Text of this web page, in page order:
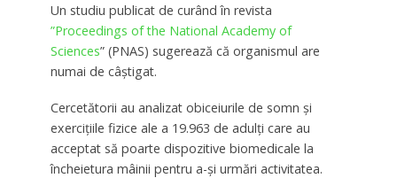
Un studiu publicat de curând în revista
”Proceedings of the National Academy of
Sciences” (PNAS) sugerează că organismul are
numai de câștigat.
Cercetătorii au analizat obiceiurile de somn și
exercițiile fizice ale a 19.963 de adulți care au
acceptat să poarte dispozitive biomedicale la
încheietura mâinii pentru a-și urmări activitatea.